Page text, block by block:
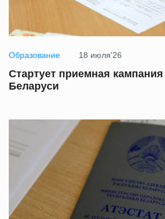
Образование 18 июля'26
Стартует приемная
Беларуси